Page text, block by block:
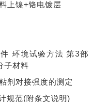
上镍+铬电镀层
环境试验方法 第3部
子材料
剂对接强度的测定
规范(附条文说明)